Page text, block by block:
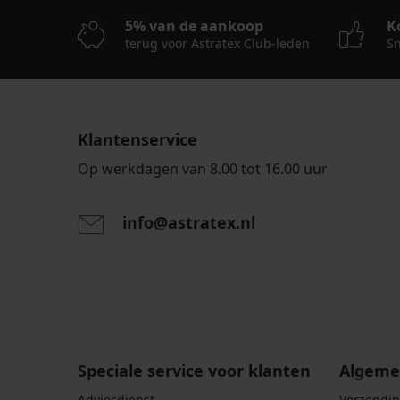
Boxershort
Carter
met
8,09
3+1
Boxershort
Bamboo
Nature
GRATIS
5% van de aankoop
terug voor Astratex Club-leden
Klantenservice
Op werkdagen van 8.00 tot 16.00 uur
info@astratex.nl
Speciale service voor klanten